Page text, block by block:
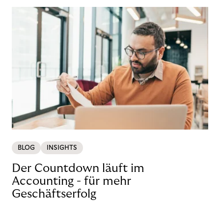
BLOG INSIGHTS
Der Countdown läuft im
Accounting - für mehr
Geschäftserfolg